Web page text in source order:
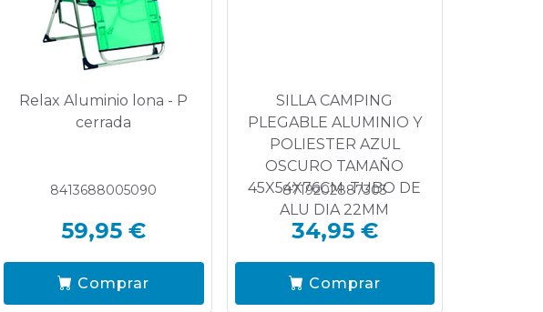
Relax Aluminio lona - P
cerrada
8413688005090
59,95 €
Comprar
SILLA CAMPING
PLEGABLE ALUMINIO Y
POLIESTER AZUL
OSCURO TAMAÑO
45X54X76CM. TUBO DE
ALU DIA 22MM
8719202887303
34,95 €
Comprar